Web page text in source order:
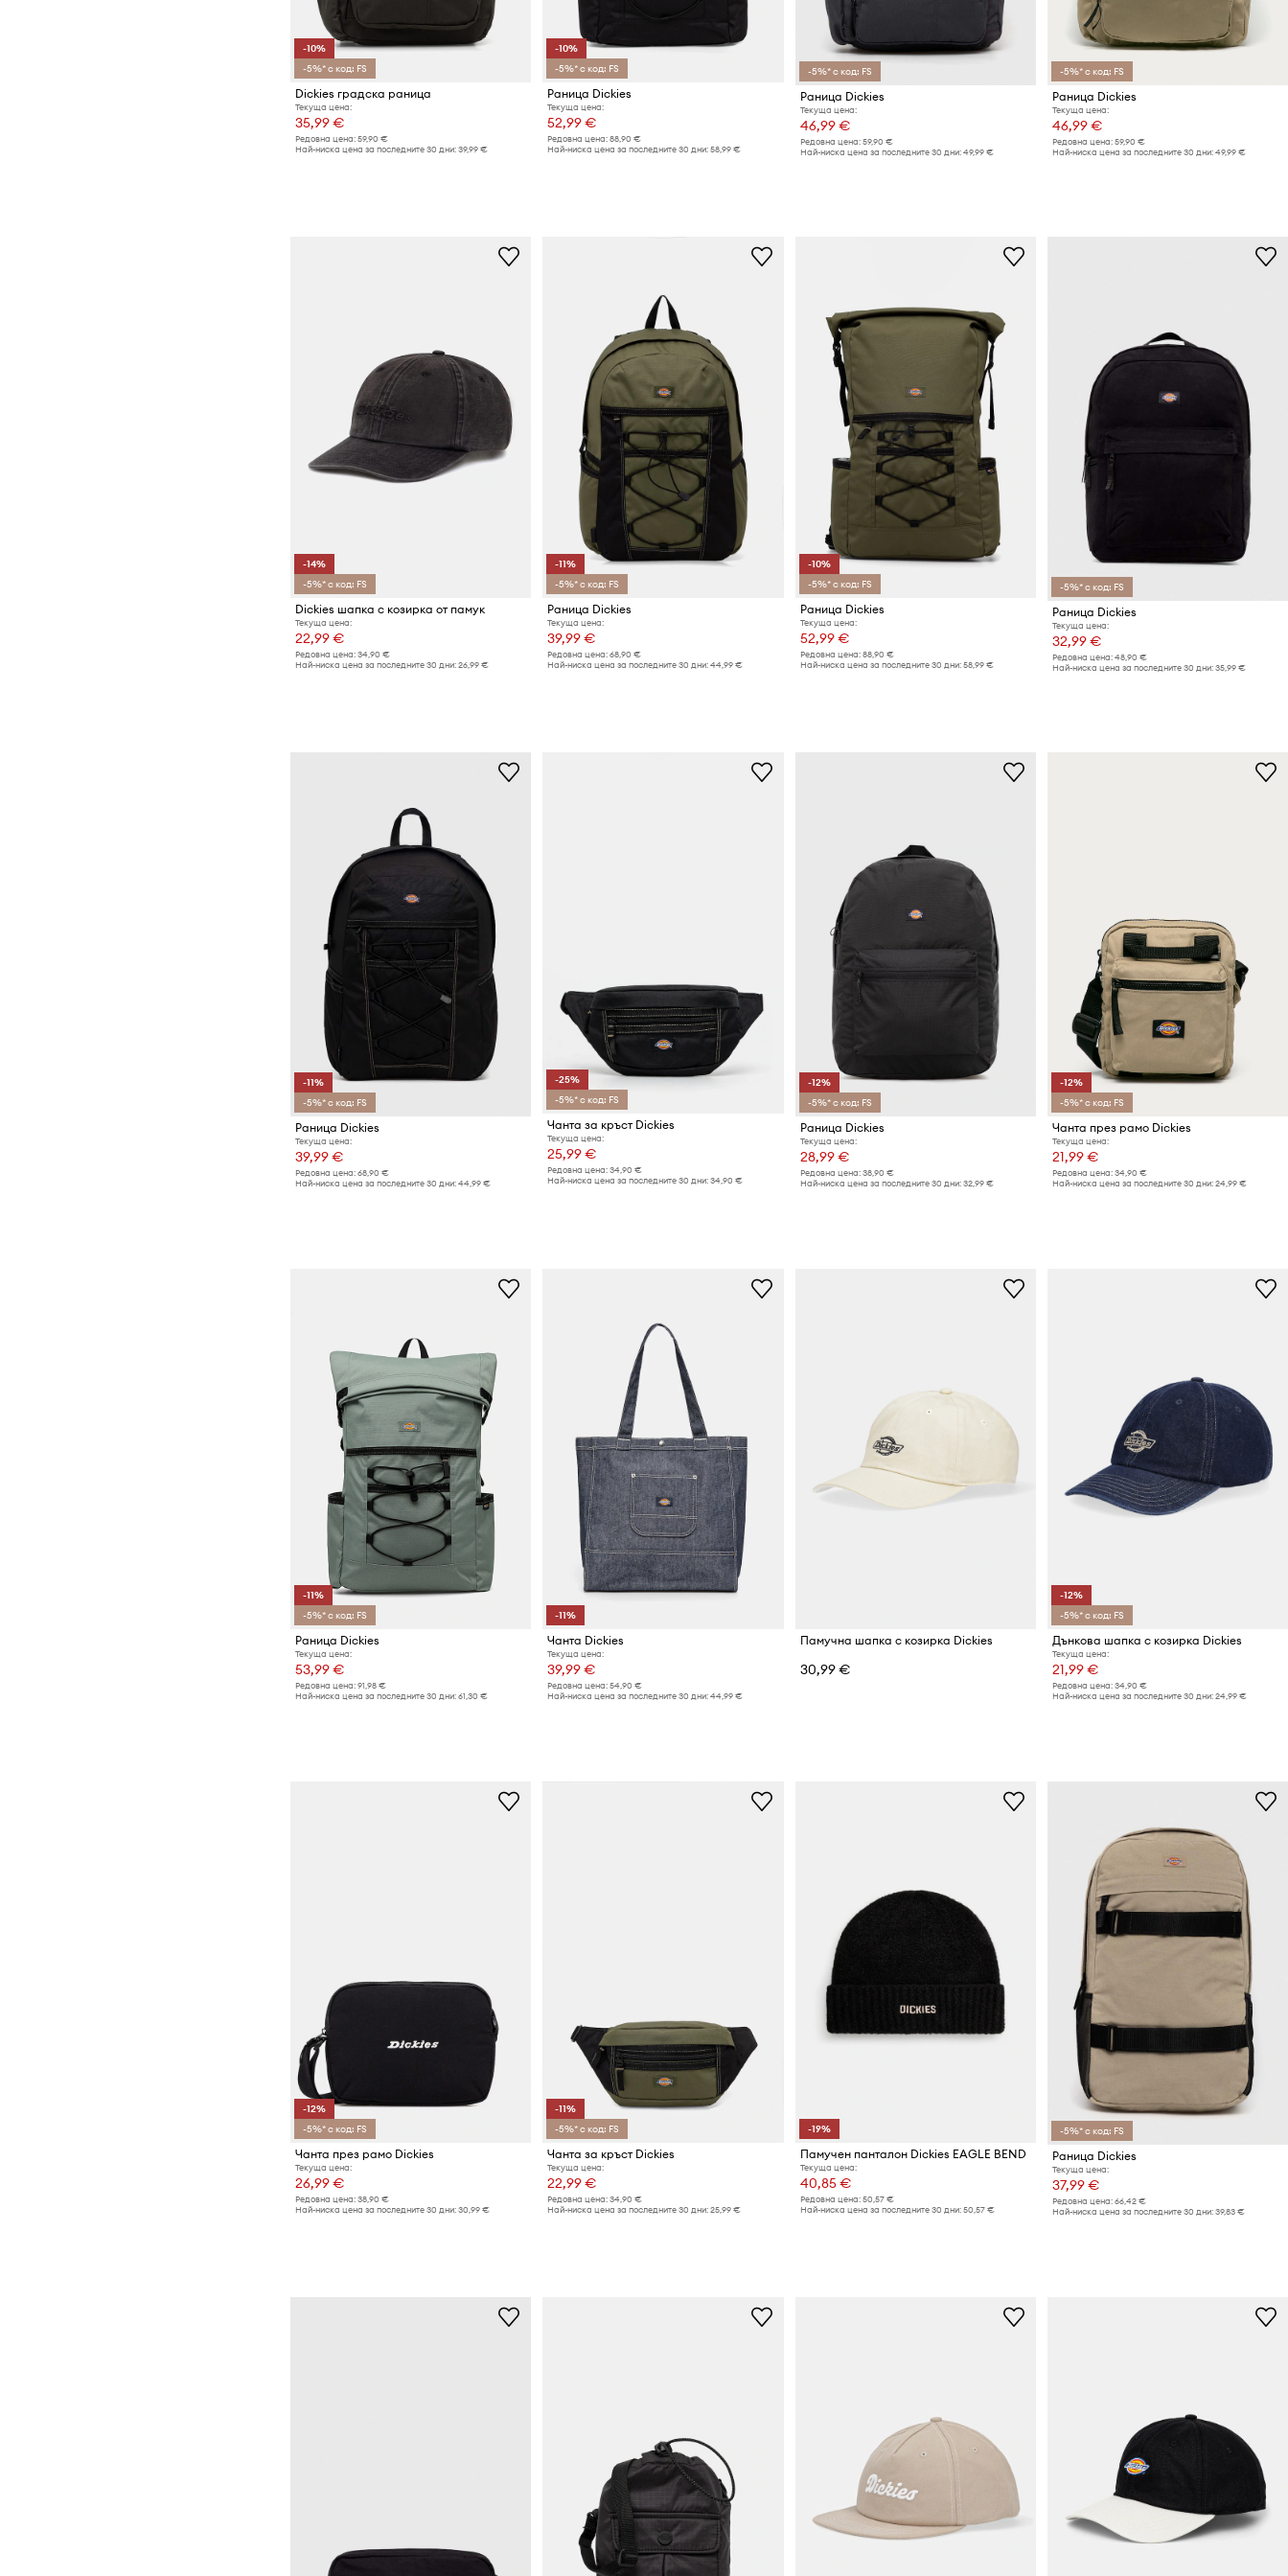
-10%
-5%* с код: FS
Dickies градска раница
Текуща цена:
35,99 €
Редовна цена: 59,90 €
Най-ниска цена за последните 30 дни: 39,99 €
-10%
-5%* с код: FS
Раница Dickies
Текуща цена:
52,99 €
Редовна цена: 88,90 €
Най-ниска цена за последните 30 дни: 58,99 €
-5%* с код: FS
Раница Dickies
Текуща цена:
46,99 €
Редовна цена: 59,90 €
Най-ниска цена за последните 30 дни: 49,99 €
-5%* с код: FS
Раница Dickies
Текуща цена:
46,99 €
Редовна цена: 59,90 €
Най-ниска цена за последните 30 дни: 49,99 €
-14%
-5%* с код: FS
Dickies шапка с козирка от памук
Текуща цена:
22,99 €
Редовна цена: 34,90 €
Най-ниска цена за последните 30 дни: 26,99 €
-11%
-5%* с код: FS
Раница Dickies
Текуща цена:
39,99 €
Редовна цена: 68,90 €
Най-ниска цена за последните 30 дни: 44,99 €
-10%
-5%* с код: FS
Раница Dickies
Текуща цена:
52,99 €
Редовна цена: 88,90 €
Най-ниска цена за последните 30 дни: 58,99 €
-5%* с код: FS
Раница Dickies
Текуща цена:
32,99 €
Редовна цена: 48,90 €
Най-ниска цена за последните 30 дни: 35,99 €
-11%
-5%* с код: FS
Раница Dickies
Текуща цена:
39,99 €
Редовна цена: 68,90 €
Най-ниска цена за последните 30 дни: 44,99 €
-25%
-5%* с код: FS
Чанта за кръст Dickies
Текуща цена:
25,99 €
Редовна цена: 34,90 €
Най-ниска цена за последните 30 дни: 34,90 €
-12%
-5%* с код: FS
Раница Dickies
Текуща цена:
28,99 €
Редовна цена: 38,90 €
Най-ниска цена за последните 30 дни: 32,99 €
-12%
-5%* с код: FS
Чанта през рамо Dickies
Текуща цена:
21,99 €
Редовна цена: 34,90 €
Най-ниска цена за последните 30 дни: 24,99 €
-11%
-5%* с код: FS
Раница Dickies
Текуща цена:
53,99 €
Редовна цена: 91,98 €
Най-ниска цена за последните 30 дни: 61,30 €
-11%
Чанта Dickies
Текуща цена:
39,99 €
Редовна цена: 54,90 €
Най-ниска цена за последните 30 дни: 44,99 €
Памучна шапка с козирка Dickies
30,99 €
-12%
-5%* с код: FS
Дънкова шапка с козирка Dickies
Текуща цена:
21,99 €
Редовна цена: 34,90 €
Най-ниска цена за последните 30 дни: 24,99 €
-12%
-5%* с код: FS
Чанта през рамо Dickies
Текуща цена:
26,99 €
Редовна цена: 38,90 €
Най-ниска цена за последните 30 дни: 30,99 €
-11%
-5%* с код: FS
Чанта за кръст Dickies
Текуща цена:
22,99 €
Редовна цена: 34,90 €
Най-ниска цена за последните 30 дни: 25,99 €
-19%
Памучен панталон Dickies EAGLE BEND
Текуща цена:
40,85 €
Редовна цена: 50,57 €
Най-ниска цена за последните 30 дни: 50,57 €
-5%* с код: FS
Раница Dickies
Текуща цена:
37,99 €
Редовна цена: 66,42 €
Най-ниска цена за последните 30 дни: 39,83 €